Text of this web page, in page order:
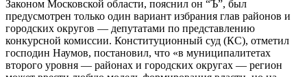
Законом Московской области, пояснил он “Ъ”, был
предусмотрен только один вариант избрания глав районов и
городских округов — депутатами по представлению
конкурсной комиссии. Конституционный суд (КС), отметил
господин Наумов, постановил, что «в муниципалитетах
второго уровня — районах и городских округах — регион